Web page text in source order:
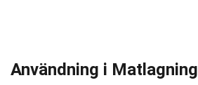
Användning i Matlagning